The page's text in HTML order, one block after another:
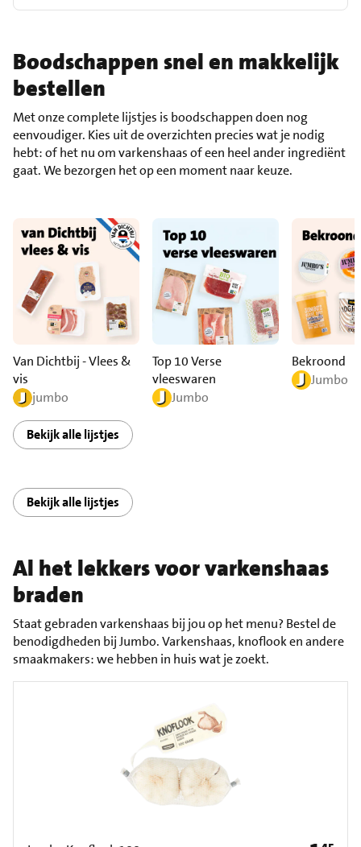
Boodschappen snel en makkelijk
bestellen
Met onze complete lijstjes is boodschappen doen nog
eenvoudiger. Kies uit de overzichten precies wat je nodig
hebt: of het nu om varkenshaas of een heel ander ingrediënt
gaat. We bezorgen het op een moment naar keuze.
Van Dichtbij - Vlees &
vis
jumbo
Top 10 Verse
vleeswaren
Jumbo
Bekroond
Jumbo
Bekijk alle lijstjes
Bekijk alle lijstjes
Al het lekkers voor varkenshaas
braden
Staat gebraden varkenshaas bij jou op het menu? Bestel de
benodigdheden bij Jumbo. Varkenshaas, knoflook en andere
smaakmakers: we hebben in huis wat je zoekt.